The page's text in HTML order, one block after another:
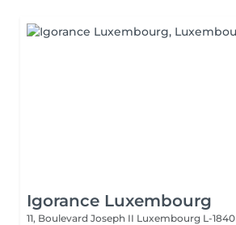
Igorance Luxembourg
11, Boulevard Joseph II Luxembourg L-1840